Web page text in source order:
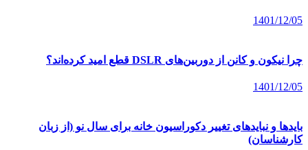
1401/12/05
چرا نیکون و کانن از دوربین‌های DSLR قطع امید کرده‌اند؟
1401/12/05
بایدها و نبایدهای تغییر دکوراسیون خانه برای سال نو (از زبان
کارشناسان)